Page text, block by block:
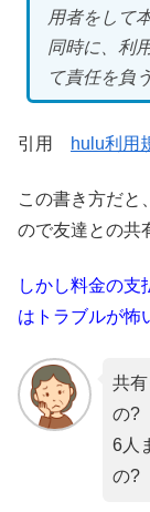
用者をして
同時に、利
て責任を負
引用 hulu利用
この書き方だと
ので友達との共
しかし料金の支
はトラブルが怖
共
の?
6人
の?